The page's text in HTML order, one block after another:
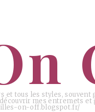
tous les styles, souvent
mes entremets et
on-off.blogspot.fr/